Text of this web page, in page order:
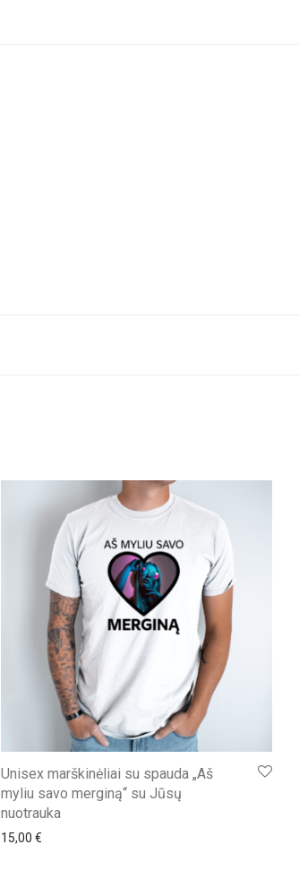
Unisex marškinėliai su spauda „Aš
myliu savo merginą“ su Jūsų
nuotrauka
15,00 €